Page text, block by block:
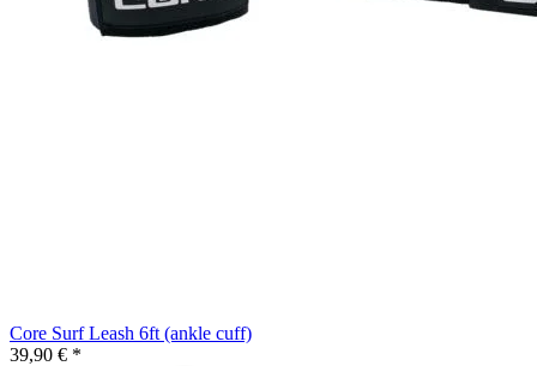
Core Surf Leash 6ft (ankle cuff)
39,90 € *